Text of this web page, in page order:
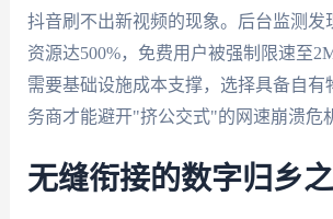
抖音刷不出新视频的现象。后台监测发
资源达500%，免费用户被强制限速至
需要基础设施成本支撑，选择具备自有
务商才能避开"挤公交式"的网速崩溃危
无缝衔接的数字归乡